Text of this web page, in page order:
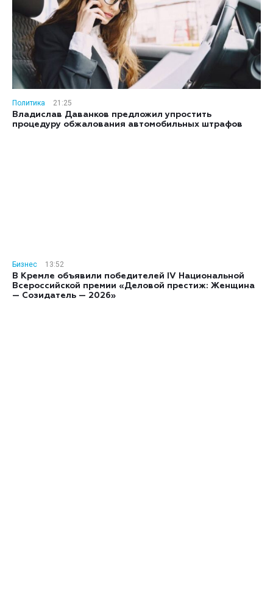
Политика
21:25
Владислав Даванков предложил упростить
процедуру обжалования автомобильных штрафов
Бизнес
13:52
В Кремле объявили победителей IV Национальной
Всероссийской премии «Деловой престиж: Женщина
— Созидатель — 2026»